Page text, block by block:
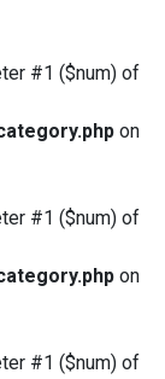
#1 ($num) of
on
#1 ($num) of
on
#1 ($num) of